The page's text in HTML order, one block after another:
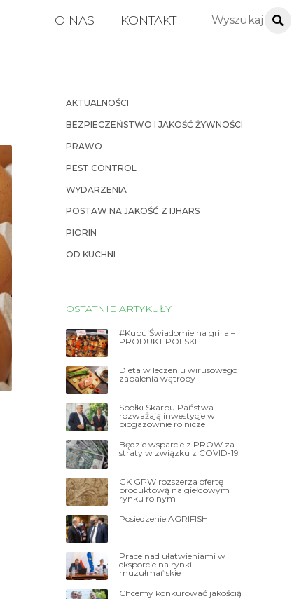
O NAS KONTAKT
AKTUALNOŚCI
BEZPIECZEŃSTWO I JAKOŚĆ ŻYWNOŚCI
PRAWO
PEST CONTROL
WYDARZENIA
POSTAW NA JAKOŚĆ Z IJHARS
PIORIN
OD KUCHNI
OSTATNIE ARTYKUŁY
#KupujŚwiadomie na grilla –
PRODUKT POLSKI
Dieta w leczeniu wirusowego
zapalenia wątroby
Spółki Skarbu Państwa
rozważają inwestycje w
biogazownie rolnicze
Będzie wsparcie z PROW za
straty w związku z COVID-19
GK GPW rozszerza ofertę
produktową na giełdowym
rynku rolnym
Posiedzenie AGRIFISH
Prace nad ułatwieniami w
eksporcie na rynki
muzułmańskie
Chcemy konkurować jakością